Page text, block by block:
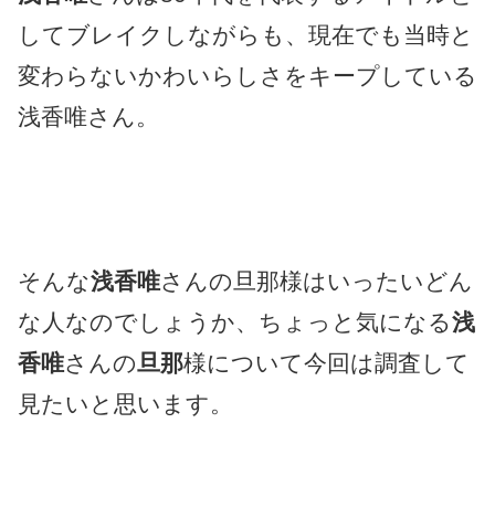
してブレイクしながらも、現在でも当時と
変わらないかわいらしさをキープしている
浅香唯さん。
そんな浅香唯さんの旦那様はいったいどん
な人なのでしょうか、ちょっと気になる浅
香唯さんの旦那様について今回は調査して
見たいと思います。